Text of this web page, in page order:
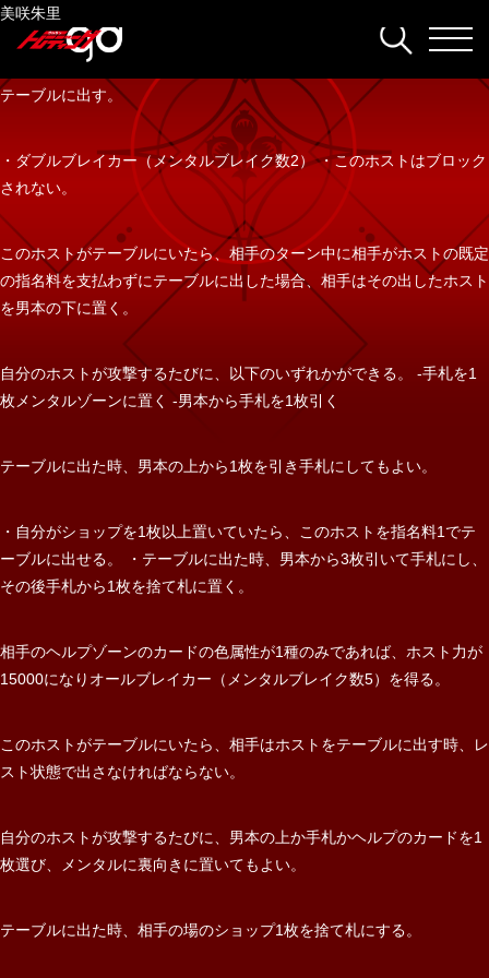
店舗一覧:
橘花みらい
・このホストはヘルプゾーンからでも指名できる。 ・攻撃する代わり
にヘルプゾーンに置いてもよい。そうしたら、自分のヘルプゾーンにあ
るカードの枚数以下の指名料のホストを１体、自分のヘルプゾーンから
テーブルに出す。
華沢 駿
・ダブルブレイカー（メンタルブレイク数2） ・このホストはブロック
されない。
啓吾
このホストがテーブルにいたら、相手のターン中に相手がホストの既定
の指名料を支払わずにテーブルに出した場合、相手はその出したホスト
を男本の下に置く。
CANDY
自分のホストが攻撃するたびに、以下のいずれかができる。 -手札を1
枚メンタルゾーンに置く -男本から手札を1枚引く
神社卍楓牙
テーブルに出た時、男本の上から1枚を引き手札にしてもよい。
一ノ瀬 大地
・自分がショップを1枚以上置いていたら、このホストを指名料1でテ
ーブルに出せる。 ・テーブルに出た時、男本から3枚引いて手札にし、
その後手札から1枚を捨て札に置く。
七渼レン
相手のヘルプゾーンのカードの色属性が1種のみであれば、ホスト力が
15000になりオールブレイカー（メンタルブレイク数5）を得る。
一ノ瀬 大地
このホストがテーブルにいたら、相手はホストをテーブルに出す時、レ
スト状態で出さなければならない。
CANDY
自分のホストが攻撃するたびに、男本の上か手札かヘルプのカードを1
枚選び、メンタルに裏向きに置いてもよい。
七渼レン
テーブルに出た時、相手の場のショップ1枚を捨て札にする。
セイヤ
琢磨
啓吾
美咲朱里